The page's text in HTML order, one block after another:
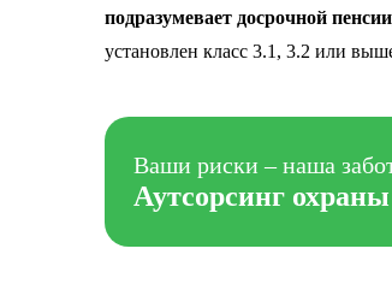
подразумевает досрочной
установлен класс 3.1, 3.2 или
Ваши риски – наша
Аутсорсинг